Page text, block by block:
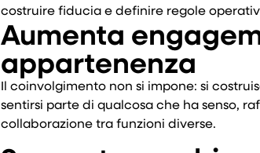
costruire fiducia e definire regole
Aumenta
appartenenza
Il coinvolgimento non si impone: si
sentirsi parte di qualcosa che ha senso,
collaborazione tra funzioni diverse.